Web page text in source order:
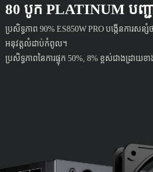
80 បូក PLATINUM បញ្ជ
ប្រសិទ្ធភាព 90% ES850W PRO បង្កើនការ
អនុវត្តលំដាប់កំពូល។
ប្រសិទ្ធភាពនៃការផ្ទុក 50%, 8% ខ្ពស់ជាងដ្រាយ